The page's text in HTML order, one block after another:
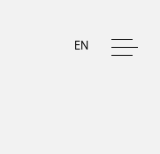
EN